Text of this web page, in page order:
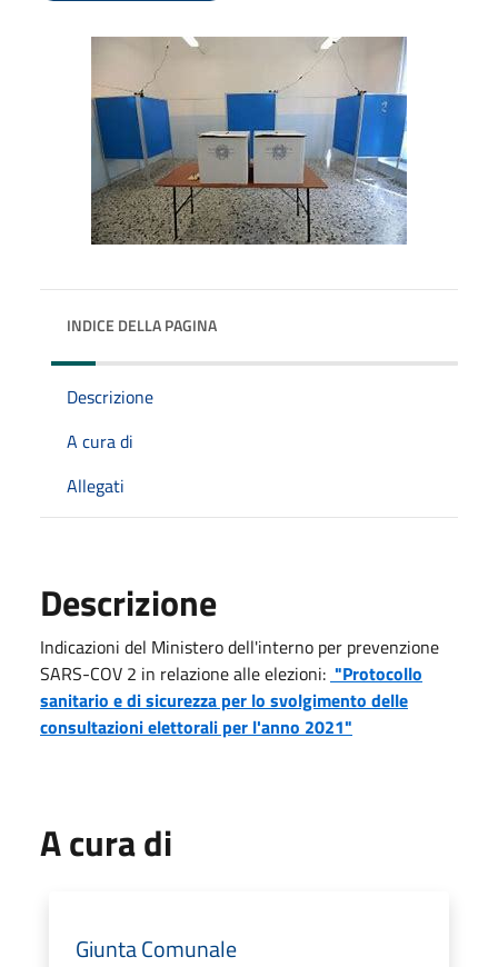
INDICE DELLA PAGINA
Descrizione
A cura di
Allegati
Descrizione
Indicazioni del Ministero dell'interno per prevenzione
SARS-COV 2 in relazione alle elezioni: "Protocollo
sanitario e di sicurezza per lo svolgimento delle
consultazioni elettorali per l'anno 2021"
A cura di
Giunta Comunale